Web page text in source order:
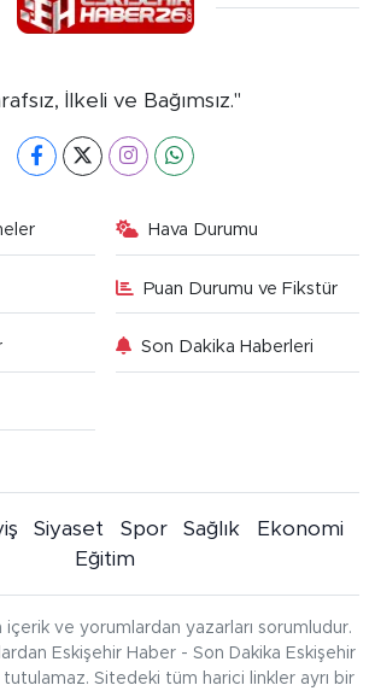
İlkeli ve Bağımsız."
Hava Durumu
Puan Durumu ve Fikstür
Son Dakika Haberleri
Siyaset Spor Sağlık
Ekonomi
Eğitim
içerik ve yorumlardan yazarları sorumludur.
Eskişehir Haber - Son Dakika Eskişehir
Sitedeki tüm harici linkler ayrı bir